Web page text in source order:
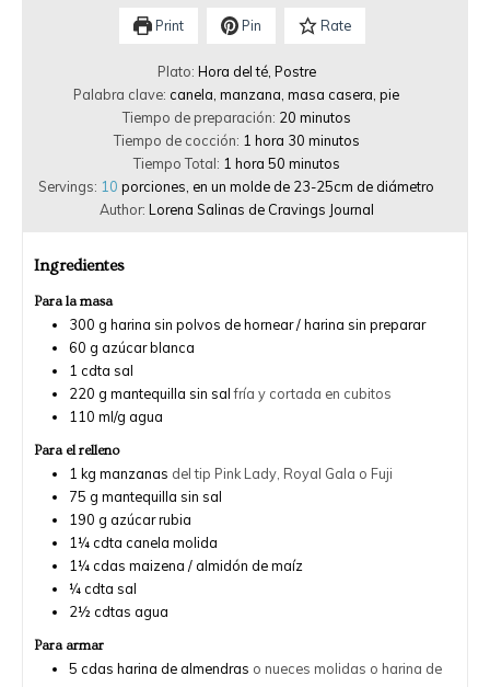
Print Pin Rate
Plato: Hora del té, Postre
Palabra clave: canela, manzana, masa casera, pie
Tiempo de preparación: 20 minutos
Tiempo de cocción: 1 hora 30 minutos
Tiempo Total: 1 hora 50 minutos
Servings: 10 porciones, en un molde de 23-25cm de diámetro
Author: Lorena Salinas de Cravings Journal
Ingredientes
Para la masa
300 g harina sin polvos de hornear / harina sin preparar
60 g azúcar blanca
1 cdta sal
220 g mantequilla sin sal fría y cortada en cubitos
110 ml/g agua
Para el relleno
1 kg manzanas del tip Pink Lady, Royal Gala o Fuji
75 g mantequilla sin sal
190 g azúcar rubia
1¼ cdta canela molida
1¼ cdas maizena / almidón de maíz
¼ cdta sal
2½ cdtas agua
Para armar
5 cdas harina de almendras o nueces molidas o harina de